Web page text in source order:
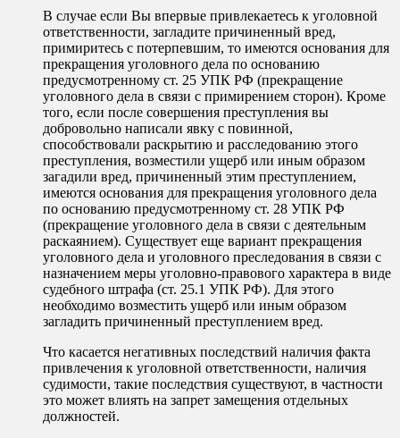
В случае если Вы впервые привлекаетесь к уголовной
ответственности, загладите причиненный вред,
примиритесь с потерпевшим, то имеются основания для
прекращения уголовного дела по основанию
предусмотренному ст. 25 УПК РФ (прекращение
уголовного дела в связи с примирением сторон). Кроме
того, если после совершения преступления вы
добровольно написали явку с повинной,
способствовали раскрытию и расследованию этого
преступления, возместили ущерб или иным образом
загадили вред, причиненный этим преступлением,
имеются основания для прекращения уголовного дела
по основанию предусмотренному ст. 28 УПК РФ
(прекращение уголовного дела в связи с деятельным
раскаянием). Существует еще вариант прекращения
уголовного дела и уголовного преследования в связи с
назначением меры уголовно-правового характера в виде
судебного штрафа (ст. 25.1 УПК РФ). Для этого
необходимо возместить ущерб или иным образом
загладить причиненный преступлением вред.
Что касается негативных последствий наличия факта
привлечения к уголовной ответственности, наличия
судимости, такие последствия существуют, в частности
это может влиять на запрет замещения отдельных
должностей.